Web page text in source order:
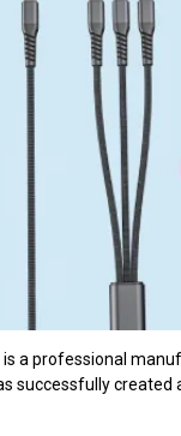
a professional
successfully created